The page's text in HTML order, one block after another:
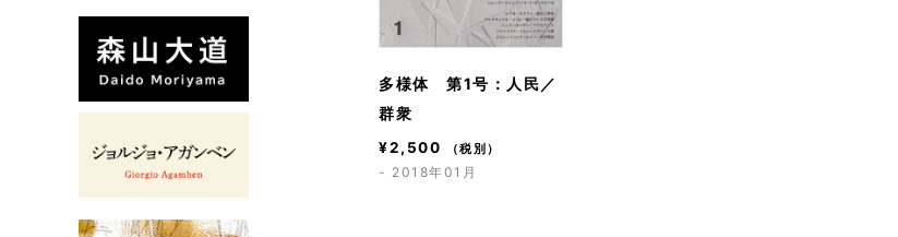
多様体 第1号：人民／
群衆
¥2,500 （税別）
- 2018年01月